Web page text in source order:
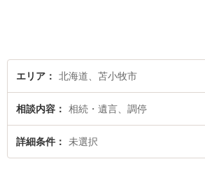
エリア 北海道、苫小牧市
相談内容 相続・遺言、調停
詳細条件 未選択